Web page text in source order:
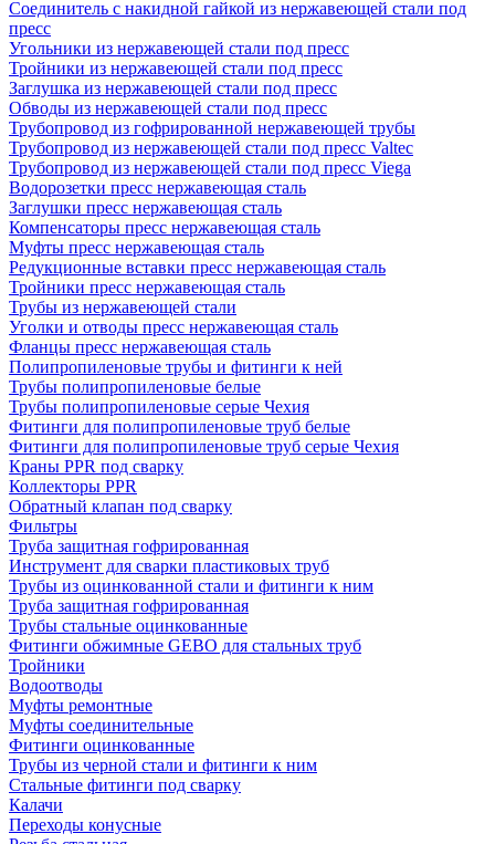
Соединитель с накидной гайкой из нержавеющей стали под
пресс
Угольники из нержавеющей стали под пресс
Тройники из нержавеющей стали под пресс
Заглушка из нержавеющей стали под пресс
Обводы из нержавеющей стали под пресс
Трубопровод из гофрированной нержавеющей трубы
Трубопровод из нержавеющей стали под пресс Valtec
Трубопровод из нержавеющей стали под пресс Viega
Водорозетки пресс нержавеющая сталь
Заглушки пресс нержавеющая сталь
Компенсаторы пресс нержавеющая сталь
Муфты пресс нержавеющая сталь
Редукционные вставки пресс нержавеющая сталь
Тройники пресс нержавеющая сталь
Трубы из нержавеющей стали
Уголки и отводы пресс нержавеющая сталь
Фланцы пресс нержавеющая сталь
Полипропиленовые трубы и фитинги к ней
Трубы полипропиленовые белые
Трубы полипропиленовые серые Чехия
Фитинги для полипропиленовые труб белые
Фитинги для полипропиленовые труб серые Чехия
Краны PPR под сварку
Коллекторы PPR
Обратный клапан под сварку
Фильтры
Труба защитная гофрированная
Инструмент для сварки пластиковых труб
Трубы из оцинкованной стали и фитинги к ним
Труба защитная гофрированная
Трубы стальные оцинкованные
Фитинги обжимные GEBO для стальных труб
Тройники
Водоотводы
Муфты ремонтные
Муфты соединительные
Фитинги оцинкованные
Трубы из черной стали и фитинги к ним
Стальные фитинги под сварку
Калачи
Переходы конусные